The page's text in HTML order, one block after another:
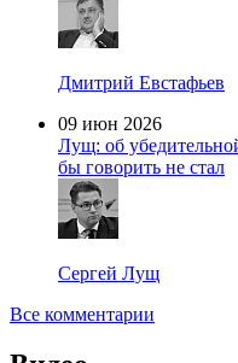
Дмитрий Евстафьев
09 июн 2026
Лущ: об
бы говорить не стал
Сергей Лущ
Все комментарии